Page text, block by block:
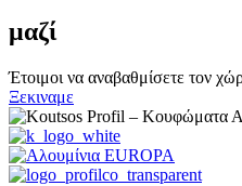
μαζί
Έτοιμοι να αναβαθμίσετε τον
Ξεκιναμε